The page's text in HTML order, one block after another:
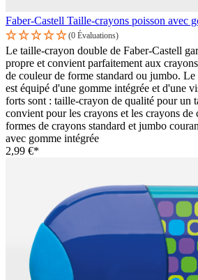
Faber-Castell Taille-crayons poisson avec
(0 Évaluations)
Le taille-crayon double de Faber-Castell
propre et convient parfaitement aux
de couleur de forme standard ou jumbo.
est équipé d'une gomme intégrée et d'une
forts sont : taille-crayon de qualité pour un
convient pour les crayons et les crayons de
formes de crayons standard et jumbo
avec gomme intégrée
2,99 €*